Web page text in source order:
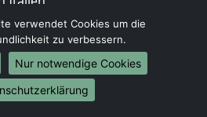
Liechtenstein
Luxemburg
Niederlande
Norwegen
verwendet Cookies um die
zu verbessern.
Nur notwendige Cookies